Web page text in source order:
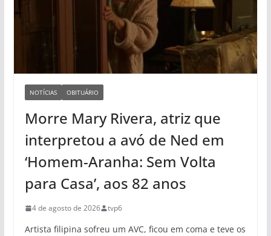
NOTÍCIAS OBITUÁRIO
Morre Mary Rivera, atriz que
interpretou a avó de Ned em
‘Homem-Aranha: Sem Volta
para Casa’, aos 82 anos
4 de agosto de 2026 tvp6
Artista filipina sofreu um AVC, ficou em coma e teve os